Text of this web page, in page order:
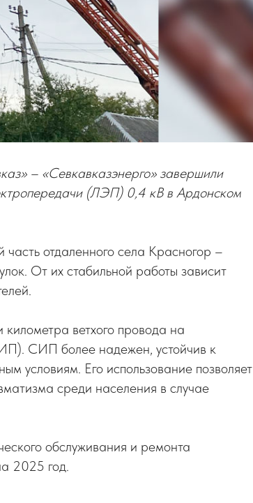
– «Севкавказэнерго» завершили
(ЛЭП) 0,4 кВ в Ардонском
отдаленного села Красногор –
От их стабильной работы зависит
ветхого провода на
СИП более надежен, устойчив к
условиям. Его использование позволяет
среди населения в случае
обслуживания и ремонта
2025 год.